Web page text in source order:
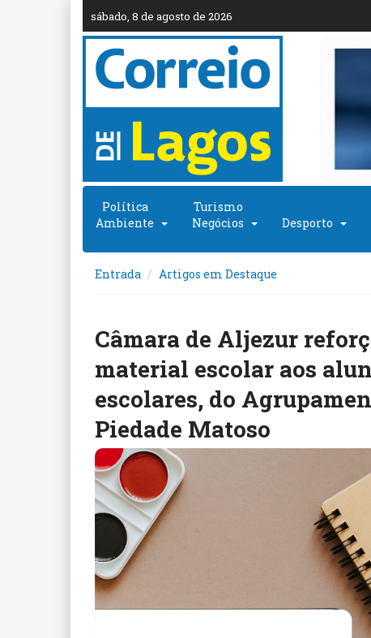
sábado, 8 de agosto de 2026
Política
Ambiente
Turismo
Negócios
Desporto
Entrada Artigos em Destaque
Câmara de Aljezur
material escolar aos
escolares, do
Piedade Matoso